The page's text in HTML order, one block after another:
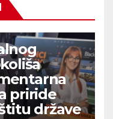
priride
države